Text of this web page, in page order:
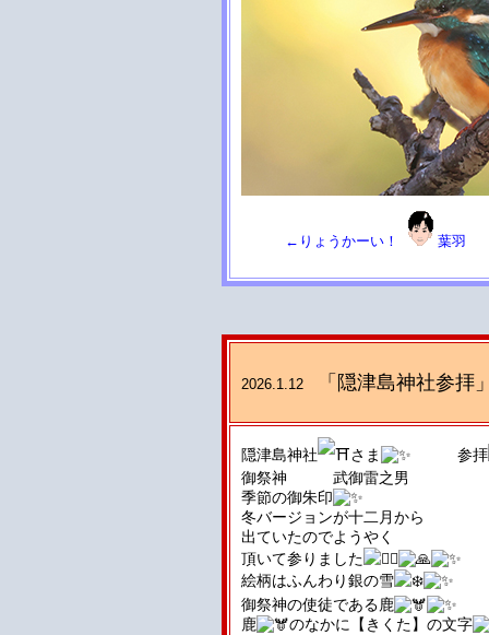
←りょうかーい！ 葉羽
2026.1.12 「隠津島神社参拝
隠津島神社 さま
参拝
御祭神 武御雷之男
季節の御朱印
冬バージョンが十二月から
出ていたのでようやく
頂いて参りました
絵柄はふんわり銀の雪
御祭神の使徒である鹿
鹿
のなかに【きくた】の文字